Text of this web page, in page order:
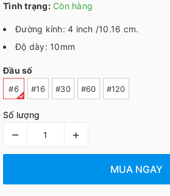
Tình trạng: Còn hàng
Đường kính: 4 inch /10.16 cm.
Độ dày: 10mm
Đầu số
#6 #16 #30 #60 #120
Số lượng
– +
MUA NGAY